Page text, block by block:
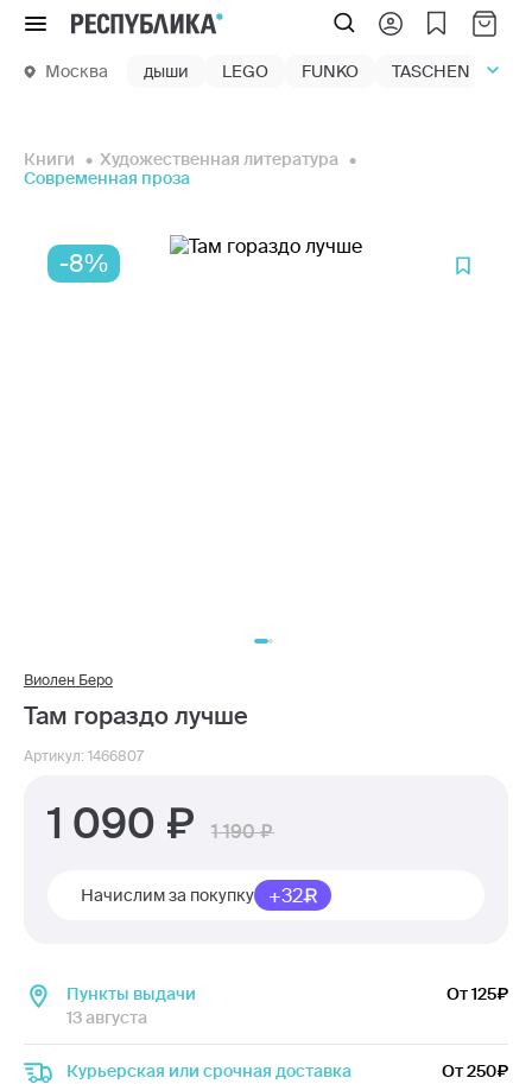
Меню
Москва дыши LEGO FUNKO TASCHEN
Книги
Художественная литература
Современная проза
-8%
Виолен Беро
Там гораздо лучше
Артикул: 1466807
1 090 1 190
Начислим за покупку +32
Пункты выдачи
13 августа
От 125
Курьерская или срочная доставка
От 250